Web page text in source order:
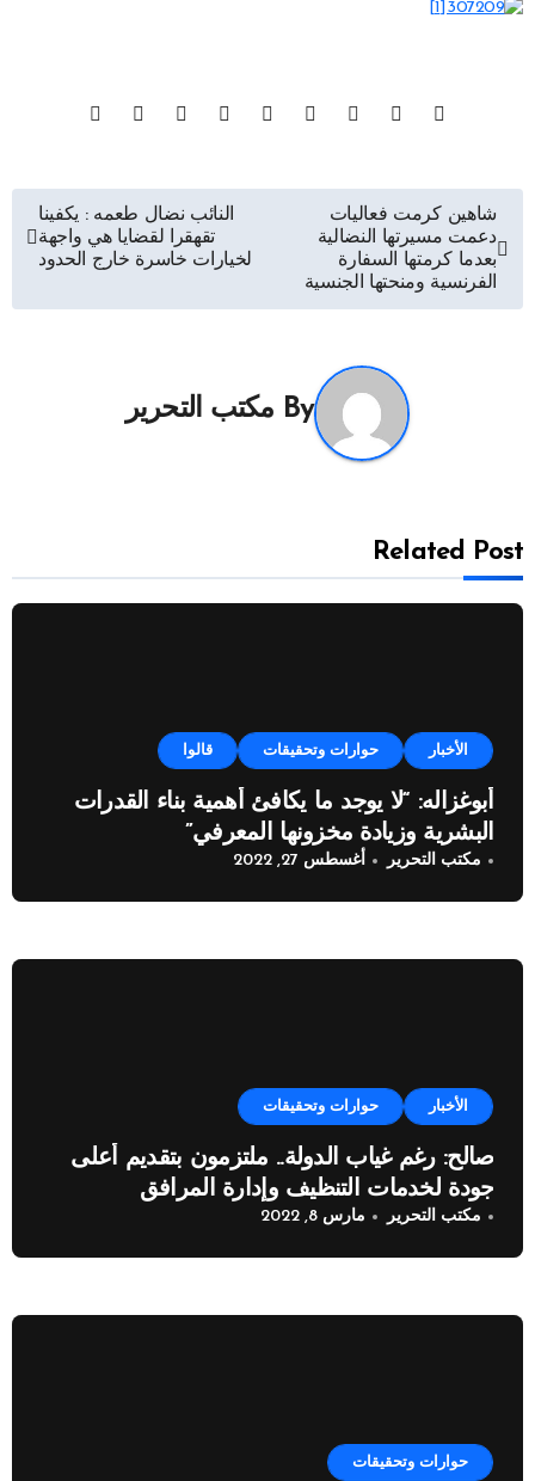
تصفّح
المقالات
شاهين كرمت فعاليات
دعمت مسيرتها النضالية
بعدما كرمتها السفارة
الفرنسية ومنحتها الجنسية
النائب نضال طعمه : يكفينا
تقهقرا لقضايا هي واجهة
لخيارات خاسرة خارج الحدود
By مكتب التحرير
Related Post
الأخبار حوارات وتحقيقات قالوا
أبوغزاله: “لا يوجد ما يكافئ أهمية بناء القدرات
البشرية وزيادة مخزونها المعرفي”
مكتب التحرير أغسطس 27, 2022
الأخبار حوارات وتحقيقات
صالح: رغم غياب الدولة.. ملتزمون بتقدیم أعلى
جودة لخدمات التنظیف وإدارة المرافق
مكتب التحرير مارس 8, 2022
حوارات وتحقيقات